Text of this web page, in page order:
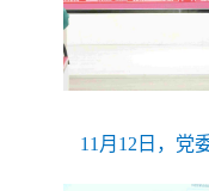
11月12日，党